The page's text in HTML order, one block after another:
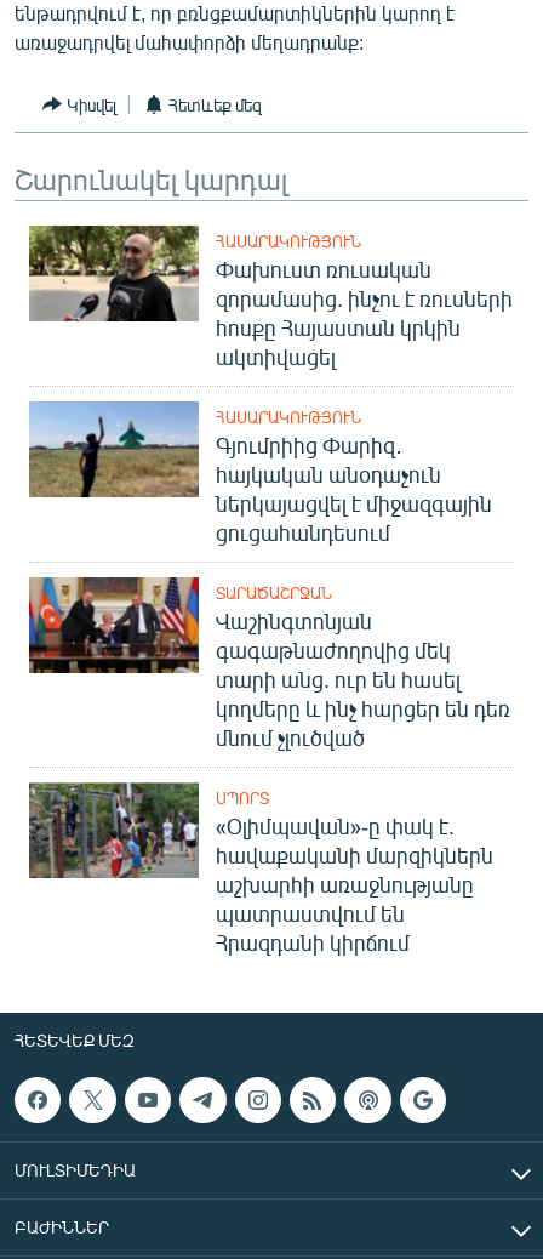
ՁԳՏԵԼՈՎ ԼԱՎԱԳՈՒՅՆԻՆ
English
Русский
ՀԵՏԵՎԵՔ ՄԵԶ
«Ազատության» բոլոր կայքերը
ենթադրվում է, որ բռնցքամարտիկներին կարող է
առաջադրվել մահափորձի մեղադրանք:
Կիսվել Հետևեք մեզ
Շարունակել կարդալ
ՀԱՍԱՐԱԿՈՒԹՅՈՒՆ
Փախուստ ռուսական
զորամասից. ինչու է ռուսների
հոսքը Հայաստան կրկին
ակտիվացել
ՀԱՍԱՐԱԿՈՒԹՅՈՒՆ
Գյումրիից Փարիզ․
հայկական անօդաչուն
ներկայացվել է միջազգային
ցուցահանդեսում
ՏԱՐԱԾԱՇՐՋԱՆ
Վաշինգտոնյան
գագաթնաժողովից մեկ
տարի անց. ուր են հասել
կողմերը և ինչ հարցեր են դեռ
մնում չլուծված
ՍՊՈՐՏ
«Օլիմպավան»-ը փակ է.
հավաքականի մարզիկներն
աշխարհի առաջնությանը
պատրաստվում են
Հրազդանի կիրճում
ՀԵՏԵՎԵՔ ՄԵԶ
ՄՈՒԼՏԻՄԵԴԻԱ
ԲԱԺԻՆՆԵՐ